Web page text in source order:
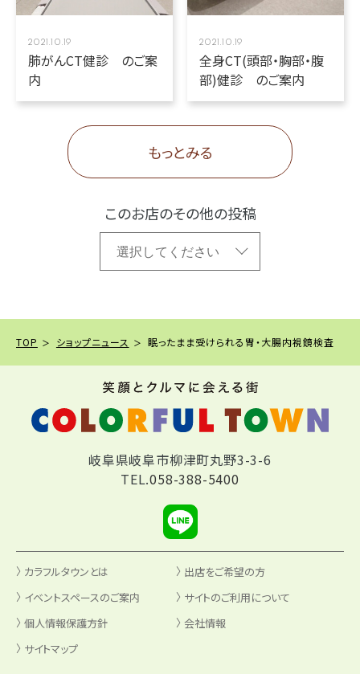
2021.10.19
肺がんCT健診 のご案
内
2021.10.19
全身CT(頭部・胸部・腹
部)健診 のご案内
もっとみる
このお店のその他の投稿
TOP ショップニュース 眠ったまま受けられる胃・大腸内視鏡検査
岐阜県岐阜市柳津町丸野3-3-6
TEL.058-388-5400
カラフルタウンとは
出店をご希望の方
イベントスペースのご案内
サイトのご利用について
個人情報保護方針
会社情報
サイトマップ